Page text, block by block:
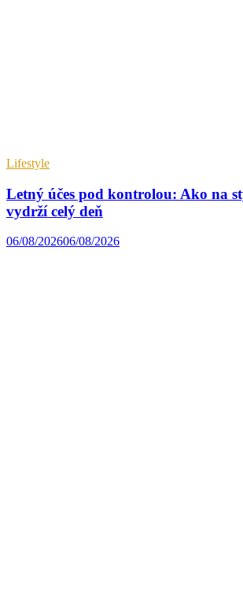
Lifestyle
Letný účes pod kontrolou: Ako na
vydrží celý deň
06/08/202606/08/2026